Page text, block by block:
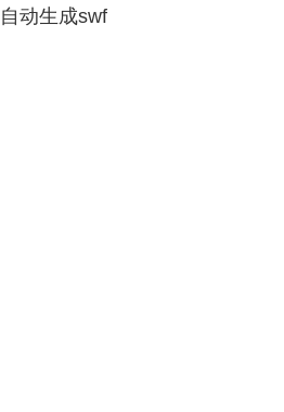
自动生成swf